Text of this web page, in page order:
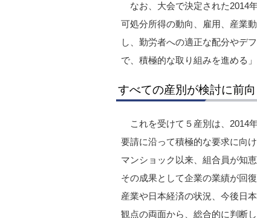
なお、大会で決定された2014
可処分所得の動向、雇用、産業
し、勤労者への適正な配分やデ
で、積極的な取り組みを進める」
すべての産別が検討に前
これを受けて５産別は、2014
要請に沿って積極的な要求に向
マンショック以来、組合員が知
その成果として企業の業績が回
産業や日本経済の状況、今後日
観点の両面から、総合的に判断